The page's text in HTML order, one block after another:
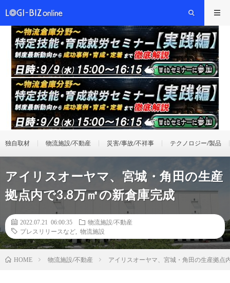
独自取材 物流施設/不動産 災害/事故/不祥事 テクノロジー/製品
アイリスオーヤマ、宮城・角田の生産
拠点内で3.8万㎡の新倉庫完成
2022.07.21 06:00:35
物流施設/不動産
プレスリリースなど
物流施設
HOME 物流施設/不動産 アイリスオーヤマ、宮城・角田の生産拠点